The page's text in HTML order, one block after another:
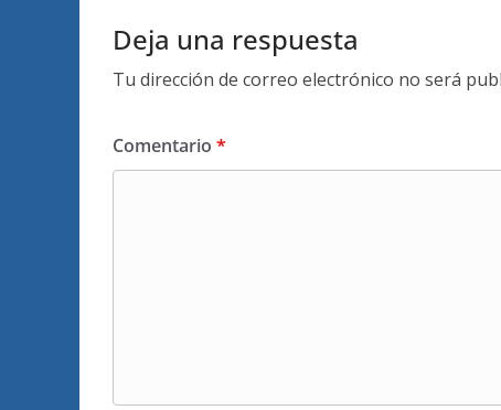
Deja una respuesta
Tu dirección de correo electrónico no será
Comentario *